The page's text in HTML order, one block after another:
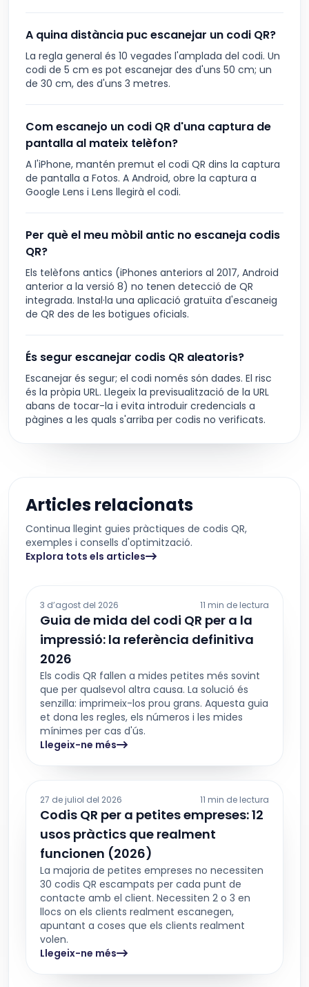
A quina distància puc escanejar un codi QR?
La regla general és 10 vegades l'amplada del codi. Un
codi de 5 cm es pot escanejar des d'uns 50 cm; un
de 30 cm, des d'uns 3 metres.
Com escanejo un codi QR d'una captura de
pantalla al mateix telèfon?
A l'iPhone, mantén premut el codi QR dins la captura
de pantalla a Fotos. A Android, obre la captura a
Google Lens i Lens llegirà el codi.
Per què el meu mòbil antic no escaneja codis
QR?
Els telèfons antics (iPhones anteriors al 2017, Android
anterior a la versió 8) no tenen detecció de QR
integrada. Instal·la una aplicació gratuïta d'escaneig
de QR des de les botigues oficials.
És segur escanejar codis QR aleatoris?
Escanejar és segur; el codi només són dades. El risc
és la pròpia URL. Llegeix la previsualització de la URL
abans de tocar-la i evita introduir credencials a
pàgines a les quals s'arriba per codis no verificats.
Articles relacionats
Continua llegint guies pràctiques de codis QR,
exemples i consells d'optimització.
Explora tots els articles
3 d’agost del 2026 11 min de lectura
Guia de mida del codi QR per a la
impressió: la referència definitiva
2026
Els codis QR fallen a mides petites més sovint
que per qualsevol altra causa. La solució és
senzilla: imprimeix-los prou grans. Aquesta guia
et dona les regles, els números i les mides
mínimes per cas d'ús.
Llegeix-ne més
27 de juliol del 2026 11 min de lectura
Codis QR per a petites empreses: 12
usos pràctics que realment
funcionen (2026)
La majoria de petites empreses no necessiten
30 codis QR escampats per cada punt de
contacte amb el client. Necessiten 2 o 3 en
llocs on els clients realment escanegen,
apuntant a coses que els clients realment
volen.
Llegeix-ne més